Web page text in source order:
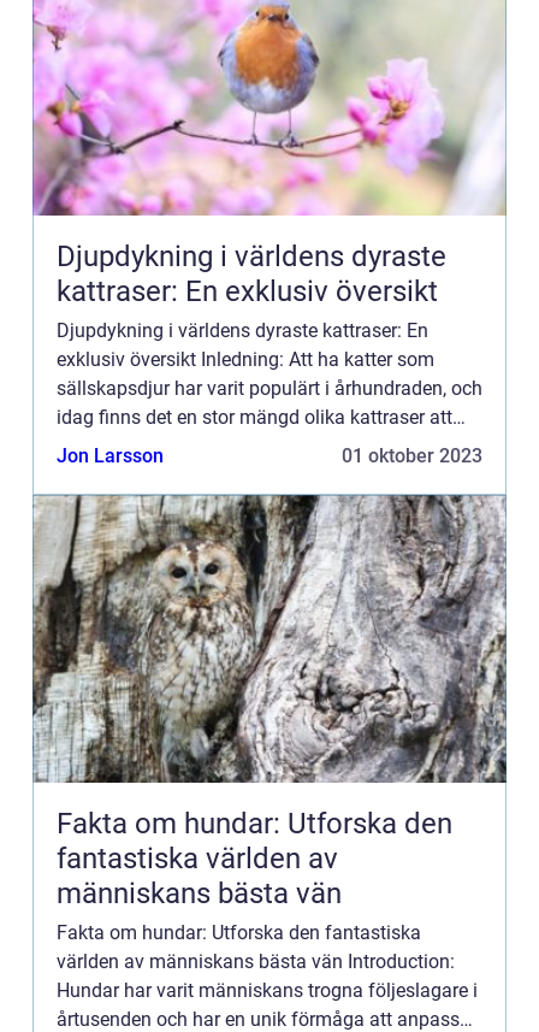
Djupdykning i världens dyraste
kattraser: En exklusiv översikt
Djupdykning i världens dyraste kattraser: En
exklusiv översikt Inledning: Att ha katter som
sällskapsdjur har varit populärt i århundraden, och
idag finns det en stor mängd olika kattraser att
välja mellan. Vissa av dessa raser sticker ut
Jon Larsson 01 oktober 2023
Fakta om hundar: Utforska den
fantastiska världen av
människans bästa vän
Fakta om hundar: Utforska den fantastiska
världen av människans bästa vän Introduction:
Hundar har varit människans trogna följeslagare i
årtusenden och har en unik förmåga att anpassa